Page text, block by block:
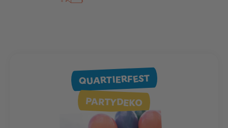
QUARTIERFEST
PARTYDEKO